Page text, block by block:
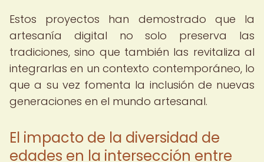
Estos proyectos han demostrado que la
artesanía digital no solo preserva las
tradiciones, sino que también las revitaliza al
integrarlas en un contexto contemporáneo, lo
que a su vez fomenta la inclusión de nuevas
generaciones en el mundo artesanal.
El impacto de la diversidad de
edades en la intersección entre